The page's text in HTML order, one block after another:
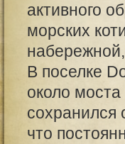
активного
морских
В поселке
около
сохранился
что